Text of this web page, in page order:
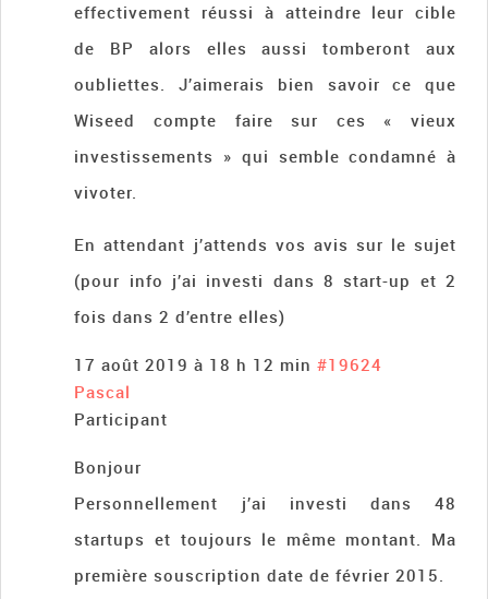
effectivement réussi à atteindre leur cible
de BP alors elles aussi tomberont aux
oubliettes. J’aimerais bien savoir ce que
Wiseed compte faire sur ces « vieux
investissements » qui semble condamné à
vivoter.
En attendant j’attends vos avis sur le sujet
(pour info j’ai investi dans 8 start-up et 2
fois dans 2 d’entre elles)
17 août 2019 à 18 h 12 min #19624
Pascal
Participant
Bonjour
Personnellement j’ai investi dans 48
startups et toujours le même montant. Ma
première souscription date de février 2015.